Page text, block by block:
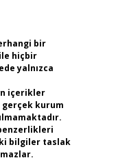
bir
hiçbir
yalnızca
içerikler
kurum
bilgiler taslak